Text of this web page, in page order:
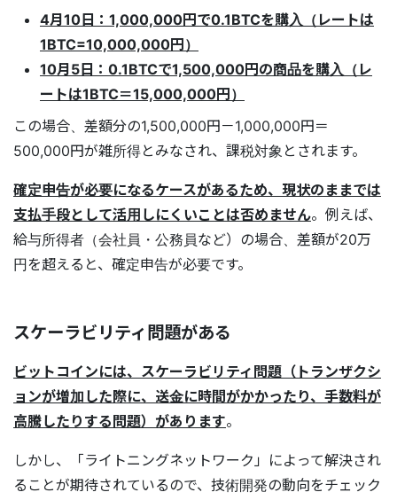
4月10日：1,000,000円で0.1BTCを購入（レートは
1BTC=10,000,000円）
10月5日：0.1BTCで1,500,000円の商品を購入（レ
ートは1BTC＝15,000,000円）
この場合、差額分の1,500,000円－1,000,000円＝
500,000円が雑所得とみなされ、課税対象とされます。
確定申告が必要になるケースがあるため、現状のままでは
支払手段として活用しにくいことは否めません。例えば、
給与所得者（会社員・公務員など）の場合、差額が20万
円を超えると、確定申告が必要です。
スケーラビリティ問題がある
ビットコインには、スケーラビリティ問題（トランザクシ
ョンが増加した際に、送金に時間がかかったり、手数料が
高騰したりする問題）があります。
しかし、「ライトニングネットワーク」によって解決され
ることが期待されているので、技術開発の動向をチェック